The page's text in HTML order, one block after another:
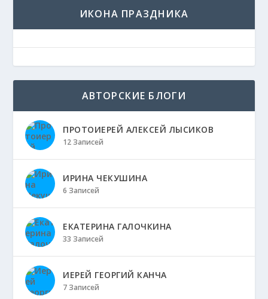
ИКОНА ПРАЗДНИКА
АВТОРСКИЕ БЛОГИ
ПРОТОИЕРЕЙ АЛЕКСЕЙ ЛЫСИКОВ
12 Записей
ИРИНА ЧЕКУШИНА
6 Записей
ЕКАТЕРИНА ГАЛОЧКИНА
33 Записей
ИЕРЕЙ ГЕОРГИЙ КАНЧА
7 Записей